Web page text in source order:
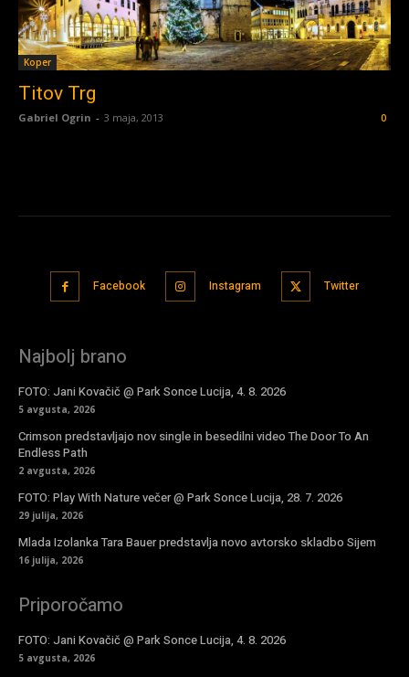
Koper
Titov Trg
Gabriel Ogrin - 3 maja, 2013 0
Facebook Instagram Twitter
Najbolj brano
FOTO: Jani Kovačič @ Park Sonce Lucija, 4. 8. 2026
5 avgusta, 2026
Crimson predstavljajo nov single in besedilni video The Door To An
Endless Path
2 avgusta, 2026
FOTO: Play With Nature večer @ Park Sonce Lucija, 28. 7. 2026
29 julija, 2026
Mlada Izolanka Tara Bauer predstavlja novo avtorsko skladbo Sijem
16 julija, 2026
Priporočamo
FOTO: Jani Kovačič @ Park Sonce Lucija, 4. 8. 2026
5 avgusta, 2026